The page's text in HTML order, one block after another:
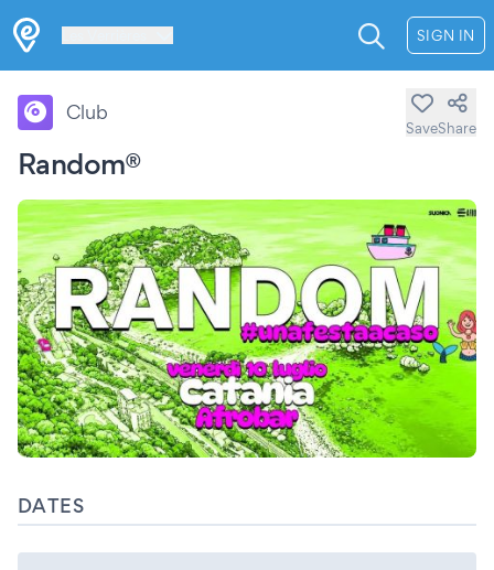
SIGN IN
Random®
Club
SaveShare
DATES